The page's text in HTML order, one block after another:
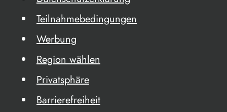
Teilnahmebedingungen
Werbung
Region wählen
Privatsphäre
Barrierefreiheit